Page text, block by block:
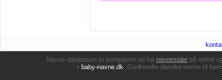
Navne-databasen er kompileret ud franavnesiderpå nettet
•baby-navne.dk: Godkendte danskenavne til børn